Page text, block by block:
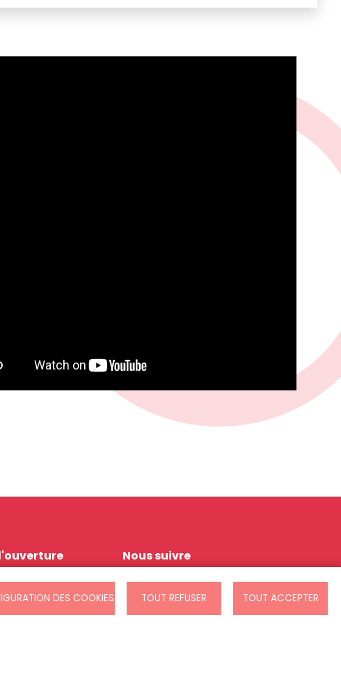
10h/12h30
Nous suivre
DES COOKIES TOUT REFUSER TOUT ACCEPTER